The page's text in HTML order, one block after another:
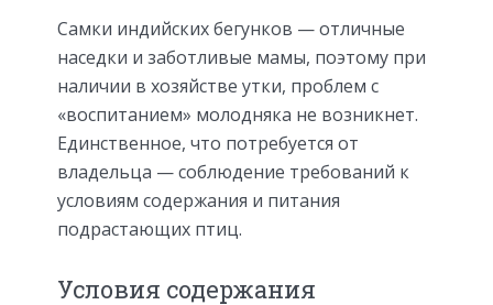
Самки индийских бегунков — отличные
наседки и заботливые мамы, поэтому при
наличии в хозяйстве утки, проблем с
«воспитанием» молодняка не возникнет.
Единственное, что потребуется от
владельца — соблюдение требований к
условиям содержания и питания
подрастающих птиц.
Условия содержания